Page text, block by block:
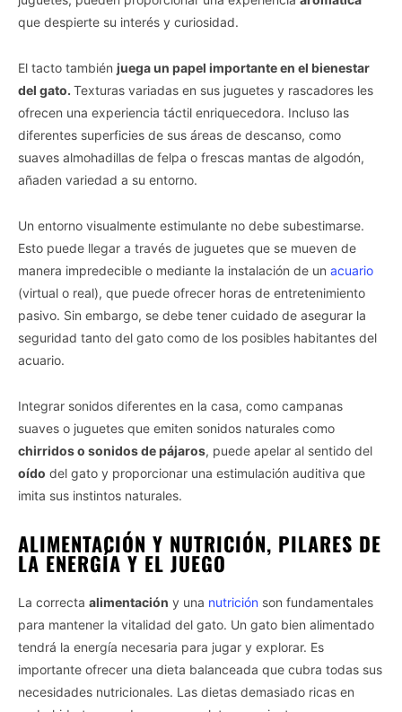
que despierte su interés y curiosidad.
El tacto también juega un papel importante en el bienestar
del gato. Texturas variadas en sus juguetes y rascadores les
ofrecen una experiencia táctil enriquecedora. Incluso las
diferentes superficies de sus áreas de descanso, como
suaves almohadillas de felpa o frescas mantas de algodón,
añaden variedad a su entorno.
Un entorno visualmente estimulante no debe subestimarse.
Esto puede llegar a través de juguetes que se mueven de
manera impredecible o mediante la instalación de un acuario
(virtual o real), que puede ofrecer horas de entretenimiento
pasivo. Sin embargo, se debe tener cuidado de asegurar la
seguridad tanto del gato como de los posibles habitantes del
acuario.
Integrar sonidos diferentes en la casa, como campanas
suaves o juguetes que emiten sonidos naturales como
chirridos o sonidos de pájaros, puede apelar al sentido del
oído del gato y proporcionar una estimulación auditiva que
imita sus instintos naturales.
ALIMENTACIÓN Y NUTRICIÓN, PILARES DE
LA ENERGÍA Y EL JUEGO
La correcta alimentación y una nutrición son fundamentales
para mantener la vitalidad del gato. Un gato bien alimentado
tendrá la energía necesaria para jugar y explorar. Es
importante ofrecer una dieta balanceada que cubra todas sus
necesidades nutricionales. Las dietas demasiado ricas en